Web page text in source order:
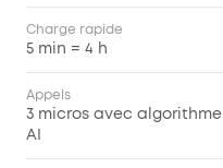
Charge rapide
5 min = 4 h
Appels
3 micros avec algorithme
AI